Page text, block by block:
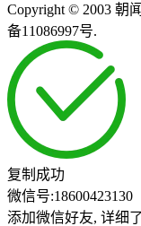
Copyright © 2003 朝
备11086997号.
复制成功
微信号:18600423130
添加微信好友, 详细